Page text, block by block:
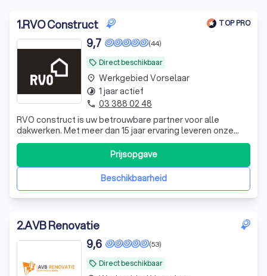
1.RVO Construct TOP PRO
local_offer Direct beschikbaar
(44)
9,7
RVO construct is uw betrouwbare partner voor alle
dakwerken. Met meer dan 15 jaar ervaring leveren onze
gespecialiseerde ploegen duurzame en esthetisch
perfecte oplossingen – van nieuwbouw tot renovatie. Wij
combineren vakmanschap met hoogwaardige materialen
en zorgen voor een afwerking waar u jaren
Beschikbaarheid
Prijsopgave
place Werkgebied Vorselaar
timelapse 1 jaar actief
phone 03 388 02 48
2.AVB Renovatie
local_offer Direct beschikbaar
(53)
9,6